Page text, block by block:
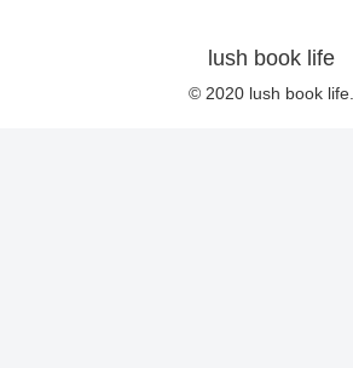
lush book life
© 2020 lush book life.